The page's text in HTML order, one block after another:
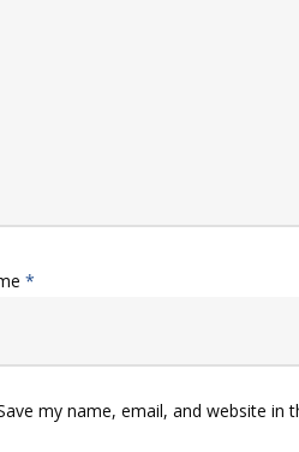
*
my name, email, and website